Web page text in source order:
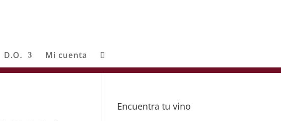
D.O. Mi cuenta
Encuentra tu vino